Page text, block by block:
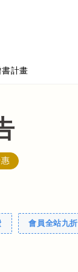
計畫
會員全站九折